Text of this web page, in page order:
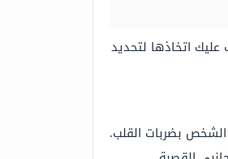
اتخاذها لتحديد